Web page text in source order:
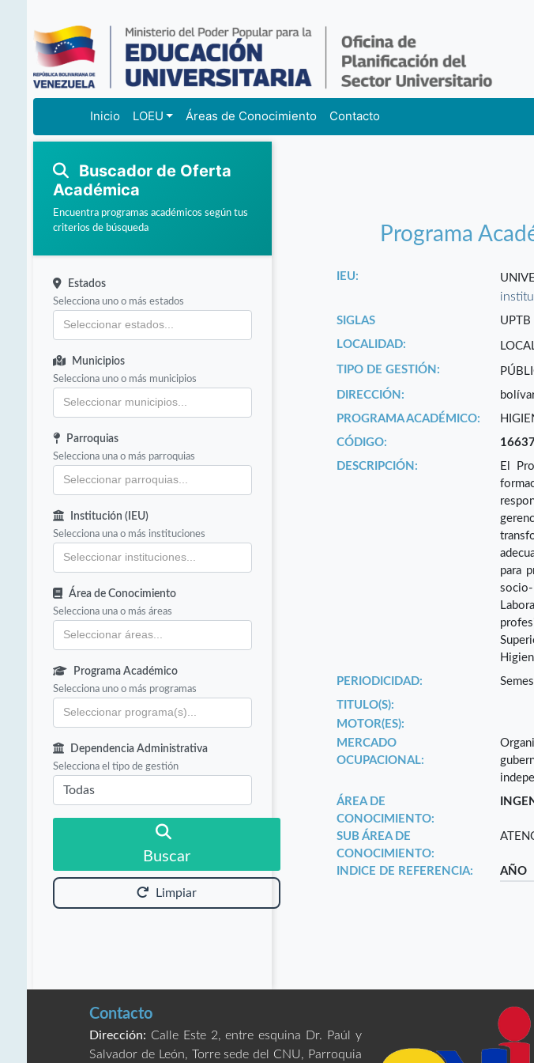
Inicio LOEU Áreas de Conocimiento Contacto
Buscador de Oferta
Académica
Encuentra programas académicos según tus
criterios de búsqueda
Estados
Selecciona uno o más estados
Municipios
Selecciona uno o más municipios
Parroquias
Selecciona una o más parroquias
Institución (IEU)
Selecciona una o más instituciones
Área de Conocimiento
Selecciona una o más áreas
Programa Académico
Selecciona uno o más programas
Dependencia Administrativa
Selecciona el tipo de gestión
Buscar
Limpiar
Programa
IEU:
SIGLAS
UPTB
LOCALIDAD:
TIPO DE GESTIÓN:
DIRECCIÓN:
PROGRAMA ACADÉMICO:
CÓDIGO:
16637
DESCRIPCIÓN:
El
para
socio-
PERIODICIDAD:
TITULO(S):
MOTOR(ES):
MERCADO
OCUPACIONAL:
ÁREA DE
CONOCIMIENTO:
SUB ÁREA DE
CONOCIMIENTO:
INDICE DE REFERENCIA: AÑO
Contacto
Dirección: Calle Este 2, entre esquina Dr. Paúl y
Salvador de León, Torre sede del CNU, Parroquia